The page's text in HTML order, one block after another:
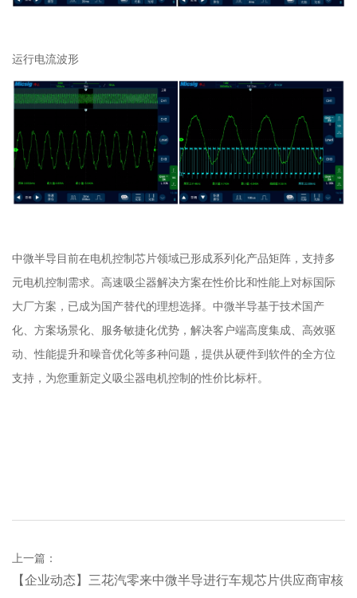
运行电流波形
中微半导目前在电机控制芯片领域已形成系列化产品矩阵，支持多
元电机控制需求。高速吸尘器解决方案在性价比和性能上对标国际
大厂方案，已成为国产替代的理想选择。中微半导基于技术国产
化、方案场景化、服务敏捷化优势，解决客户端高度集成、高效驱
动、性能提升和噪音优化等多种问题，提供从硬件到软件的全方位
支持，为您重新定义吸尘器电机控制的性价比标杆。
上一篇：
【企业动态】三花汽零来中微半导进行车规芯片供应商审核